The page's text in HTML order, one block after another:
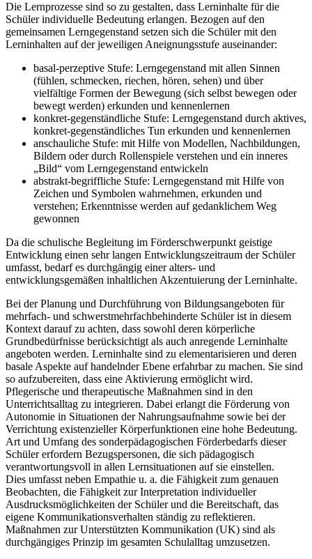
Die Lernprozesse sind so zu gestalten, dass Lerninhalte für die
Schüler individuelle Bedeutung erlangen. Bezogen auf den
gemeinsamen Lerngegenstand setzen sich die Schüler mit den
Lerninhalten auf der jeweiligen Aneignungsstufe auseinander:
basal-perzeptive Stufe: Lerngegenstand mit allen Sinnen
(fühlen, schmecken, riechen, hören, sehen) und über
vielfältige Formen der Bewegung (sich selbst bewegen oder
bewegt werden) erkunden und kennenlernen
konkret-gegenständliche Stufe: Lerngegenstand durch aktives,
konkret-gegenständliches Tun erkunden und kennenlernen
anschauliche Stufe: mit Hilfe von Modellen, Nachbildungen,
Bildern oder durch Rollenspiele verstehen und ein inneres
„Bild“ vom Lerngegenstand entwickeln
abstrakt-begriffliche Stufe: Lerngegenstand mit Hilfe von
Zeichen und Symbolen wahrnehmen, erkunden und
verstehen; Erkenntnisse werden auf gedanklichem Weg
gewonnen
Da die schulische Begleitung im Förderschwerpunkt geistige
Entwicklung einen sehr langen Entwicklungszeitraum der Schüler
umfasst, bedarf es durchgängig einer alters- und
entwicklungsgemäßen inhaltlichen Akzentuierung der Lerninhalte.
Bei der Planung und Durchführung von Bildungsangeboten für
mehrfach- und schwerstmehrfachbehinderte Schüler ist in diesem
Kontext darauf zu achten, dass sowohl deren körperliche
Grundbedürfnisse berücksichtigt als auch anregende Lerninhalte
angeboten werden. Lerninhalte sind zu elementarisieren und deren
basale Aspekte auf handelnder Ebene erfahrbar zu machen. Sie sind
so aufzubereiten, dass eine Aktivierung ermöglicht wird.
Pflegerische und therapeutische Maßnahmen sind in den
Unterrichtsalltag zu integrieren. Dabei erlangt die Förderung von
Autonomie in Situationen der Nahrungsaufnahme sowie bei der
Verrichtung existenzieller Körperfunktionen eine hohe Bedeutung.
Art und Umfang des sonderpädagogischen Förderbedarfs dieser
Schüler erfordern Bezugspersonen, die sich pädagogisch
verantwortungsvoll in allen Lernsituationen auf sie einstellen.
Dies umfasst neben Empathie u. a. die Fähigkeit zum genauen
Beobachten, die Fähigkeit zur Interpretation individueller
Ausdrucksmöglichkeiten der Schüler und die Bereitschaft, das
eigene Kommunikationsverhalten ständig zu reflektieren.
Maßnahmen zur Unterstützten Kommunikation (UK) sind als
durchgängiges Prinzip im gesamten Schulalltag umzusetzen.